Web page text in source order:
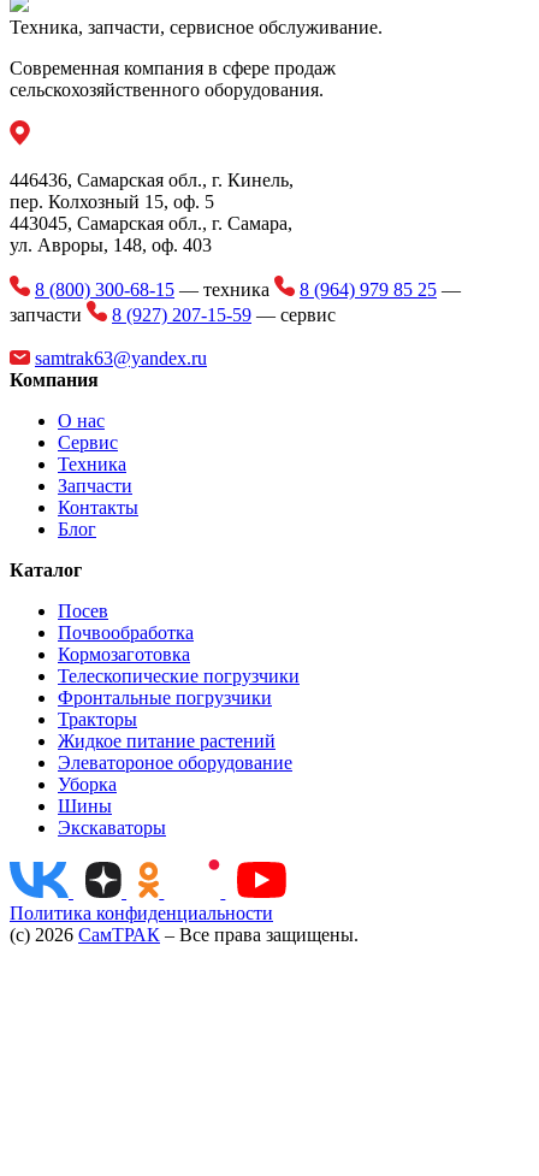
Макс. подъемная сила
навески
Емкость топливного бака
Балансировочный груз
передний
передних колес
200 кг
задних колес
Техника, запчасти, сервисное обслуживание.
Современная компания в сфере продаж
сельскохозяйственного оборудования.
446436, Самарская обл., г. Кинель,
пер. Колхозный 15, оф. 5
443045, Самарская обл., г. Самара,
ул. Авроры, 148, оф. 403
8 (800) 300-68-15 — техника 8 (964) 979 85 25 —
запчасти
8 (927) 207-15-59 — сервис
samtrak63@yandex.ru
Компания
О нас
Сервис
Техника
Запчасти
Контакты
Блог
Каталог
Посев
Почвообработка
Кормозаготовка
Телескопические погрузчики
Фронтальные погрузчики
Тракторы
Жидкое питание растений
Элеватороное оборудование
Уборка
Шины
Экскаваторы
Политика конфиденциальности
(c) 2026 СамТРАК – Все права защищены.